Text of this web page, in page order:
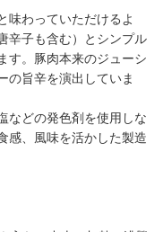
味わっていただけるよ
辛子も含む）とシンプル
す。豚肉本来のジューシ
の旨辛を演出していま
などの発色剤を使用しな
感、風味を活かした製造